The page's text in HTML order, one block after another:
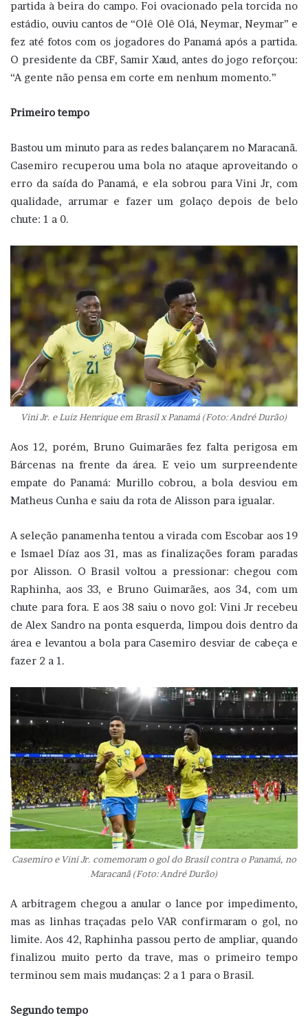
partida à beira do campo. Foi ovacionado pela torcida no
estádio, ouviu cantos de “Olê Olê Olá, Neymar, Neymar” e
fez até fotos com os jogadores do Panamá após a partida.
O presidente da CBF, Samir Xaud, antes do jogo reforçou:
“A gente não pensa em corte em nenhum momento.”
Primeiro tempo
Bastou um minuto para as redes balançarem no Maracanã.
Casemiro recuperou uma bola no ataque aproveitando o
erro da saída do Panamá, e ela sobrou para Vini Jr, com
qualidade, arrumar e fazer um golaço depois de belo
chute: 1 a 0.
Vini Jr. e Luiz Henrique em Brasil x Panamá (Foto: André Durão)
Aos 12, porém, Bruno Guimarães fez falta perigosa em
Bárcenas na frente da área. E veio um surpreendente
empate do Panamá: Murillo cobrou, a bola desviou em
Matheus Cunha e saiu da rota de Alisson para igualar.
A seleção panamenha tentou a virada com Escobar aos 19
e Ismael Díaz aos 31, mas as finalizações foram paradas
por Alisson. O Brasil voltou a pressionar: chegou com
Raphinha, aos 33, e Bruno Guimarães, aos 34, com um
chute para fora. E aos 38 saiu o novo gol: Vini Jr recebeu
de Alex Sandro na ponta esquerda, limpou dois dentro da
área e levantou a bola para Casemiro desviar de cabeça e
fazer 2 a 1.
Casemiro e Vini Jr. comemoram o gol do Brasil contra o Panamá, no
Maracanã (Foto: André Durão)
A arbitragem chegou a anular o lance por impedimento,
mas as linhas traçadas pelo VAR confirmaram o gol, no
limite. Aos 42, Raphinha passou perto de ampliar, quando
finalizou muito perto da trave, mas o primeiro tempo
terminou sem mais mudanças: 2 a 1 para o Brasil.
Segundo tempo